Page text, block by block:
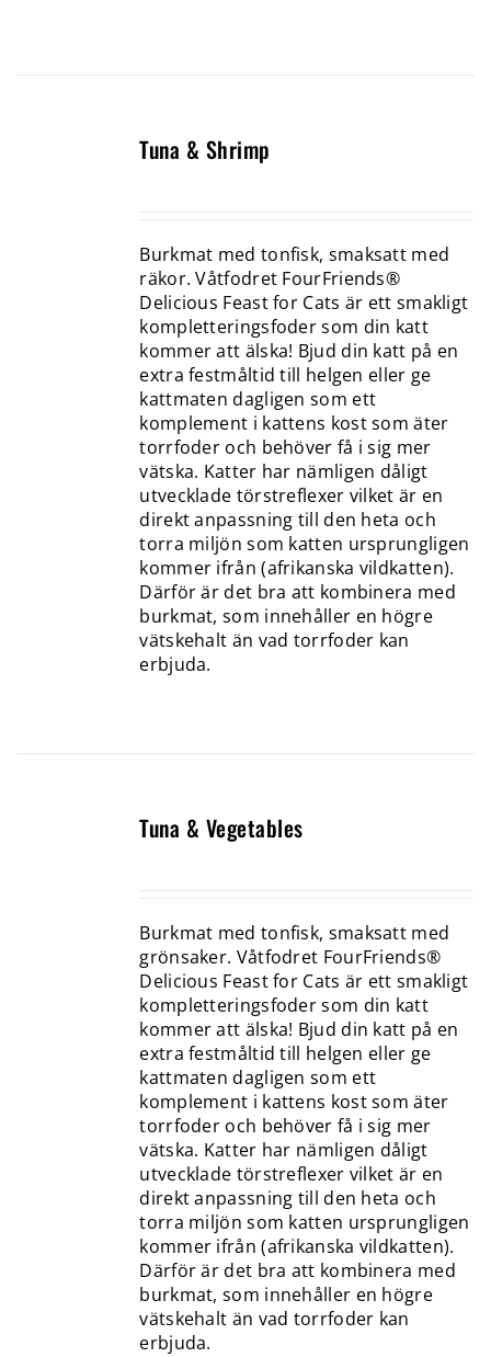
Tuna & Shrimp
Burkmat med tonfisk, smaksatt med
räkor. Våtfodret FourFriends®
Delicious Feast for Cats är ett smakligt
kompletteringsfoder som din katt
kommer att älska! Bjud din katt på en
extra festmåltid till helgen eller ge
kattmaten dagligen som ett
komplement i kattens kost som äter
torrfoder och behöver få i sig mer
vätska. Katter har nämligen dåligt
utvecklade törstreflexer vilket är en
direkt anpassning till den heta och
torra miljön som katten ursprungligen
kommer ifrån (afrikanska vildkatten).
Därför är det bra att kombinera med
burkmat, som innehåller en högre
vätskehalt än vad torrfoder kan
erbjuda.
Tuna & Vegetables
Burkmat med tonfisk, smaksatt med
grönsaker. Våtfodret FourFriends®
Delicious Feast for Cats är ett smakligt
kompletteringsfoder som din katt
kommer att älska! Bjud din katt på en
extra festmåltid till helgen eller ge
kattmaten dagligen som ett
komplement i kattens kost som äter
torrfoder och behöver få i sig mer
vätska. Katter har nämligen dåligt
utvecklade törstreflexer vilket är en
direkt anpassning till den heta och
torra miljön som katten ursprungligen
kommer ifrån (afrikanska vildkatten).
Därför är det bra att kombinera med
burkmat, som innehåller en högre
vätskehalt än vad torrfoder kan
erbjuda.